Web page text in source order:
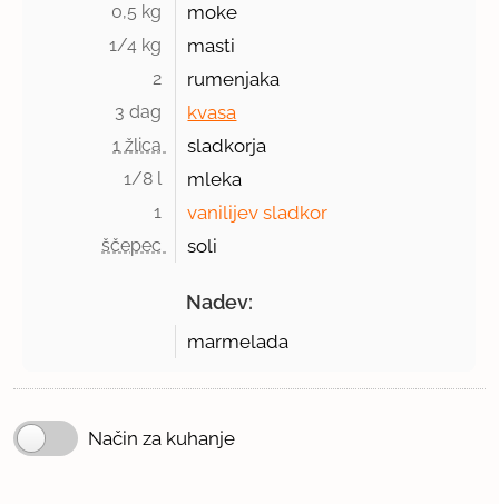
0,5 kg moke
1/4 kg masti
2 rumenjaka
3 dag kvasa
1 žlica sladkorja
1/8 l mleka
1 vanilijev sladkor
ščepec soli
Nadev:
marmelada
Način za kuhanje